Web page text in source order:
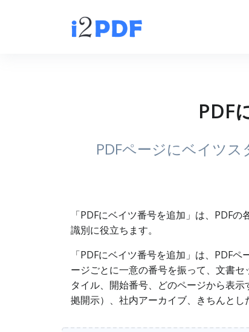
PDF
PDFページにベイツ
「PDFにベイツ番号を追加」は、PDF
識別に役立ちます。
「PDFにベイツ番号を追加」は、PDF
ージごとに一意の番号を振って、文書
タイル、開始番号、どのページから表
拠開示）、社内アーカイブ、きちんとし